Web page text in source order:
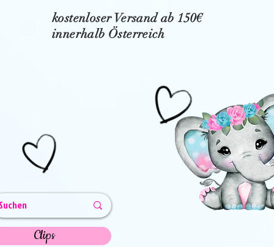
kostenloser Versand ab 150€
innerhalb Österreich
Clips